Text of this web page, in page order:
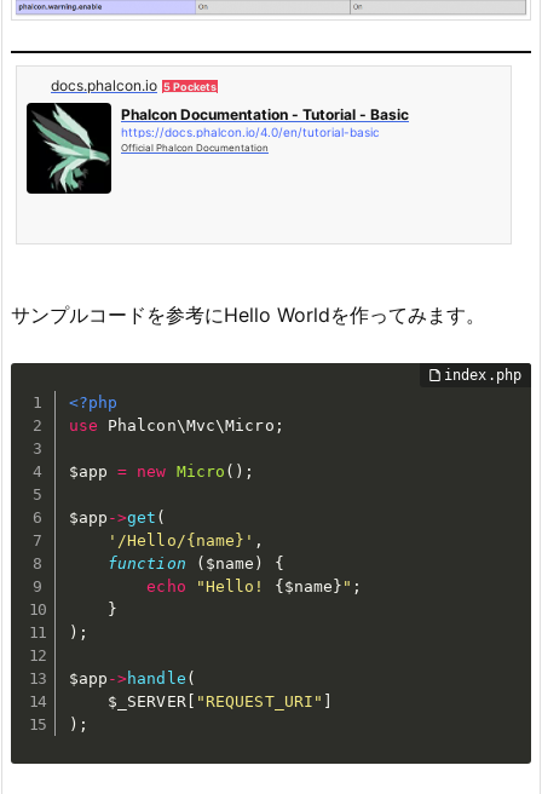
docs.phalcon.io 5 Pockets
Phalcon Documentation - Tutorial - Basic
https://docs.phalcon.io/4.0/en/tutorial-basic
Official Phalcon Documentation
サンプルコードを参考にHello Worldを作ってみます。
<?php
use
Phalcon\Mvc\Micro ;
$app = new Micro ( ) ;
$app ->get (
'/Hello/{name}' ,
function
( $name )
{
echo
"Hello! { $name } " ;
}
) ;
$app ->handle (
$_SERVER[ "REQUEST_URI"
) ;